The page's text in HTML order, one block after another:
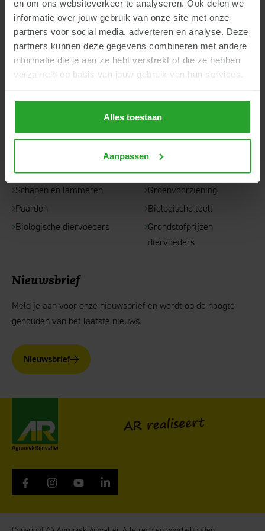
en om ons websiteverkeer te analyseren. Ook delen we
informatie over jouw gebruik van onze site met onze
partners voor social media, adverteren en analyse. Deze
partners kunnen deze gegevens combineren met andere
informatie die je aan ze hebt verstrekt of die ze hebben
verzameld op basis van jouw gebruik van hun services.
Alles toestaan
Aanpassen
info@argroep.nl
Contact
Varkens
Geiten
Schapen en lammeren
Paarden
Biologische diervoeders
Akkerbouw
Ruwvoerteelt
Fruitteelt
Boomkwekerij
Groenvoorziening
Biologische teelt
Grondstofprijzen
diervoeders
Nieuwsbrief
Meld je aan voor onze nieuwsbrief en wordt op de hoogte
gehouden van het laatste nieuws.
Nieuwsbrief
AR realiseert